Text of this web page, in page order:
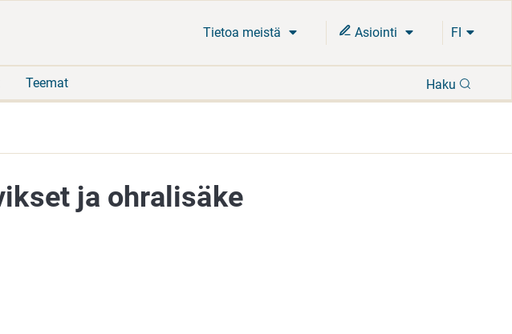
Tietoa meistä Asiointi FI
Teemat Haku
ja ohralisäke